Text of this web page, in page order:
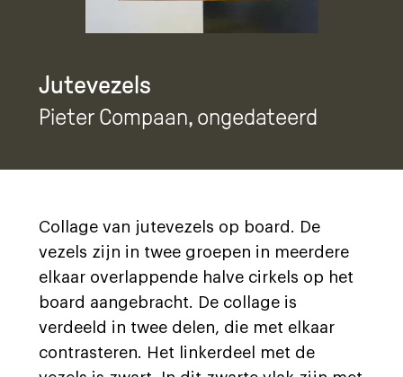
Jutevezels
Pieter Compaan, ongedateerd
Collage van jutevezels op board. De
vezels zijn in twee groepen in meerdere
elkaar overlappende halve cirkels op het
board aangebracht. De collage is
verdeeld in twee delen, die met elkaar
contrasteren. Het linkerdeel met de